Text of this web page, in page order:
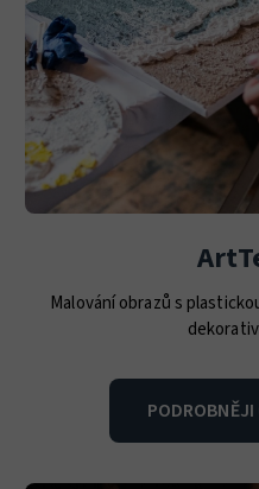
Malování obrazů s